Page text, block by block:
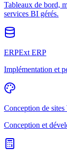
Tableaux de bord,
services BI gérés.
ERPExt ERP
Implémentation et
Conception de sites
Conception et